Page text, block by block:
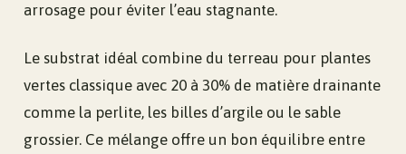
arrosage pour éviter l’eau stagnante.
Le substrat idéal combine du terreau pour plantes
vertes classique avec 20 à 30% de matière drainante
comme la perlite, les billes d’argile ou le sable
grossier. Ce mélange offre un bon équilibre entre